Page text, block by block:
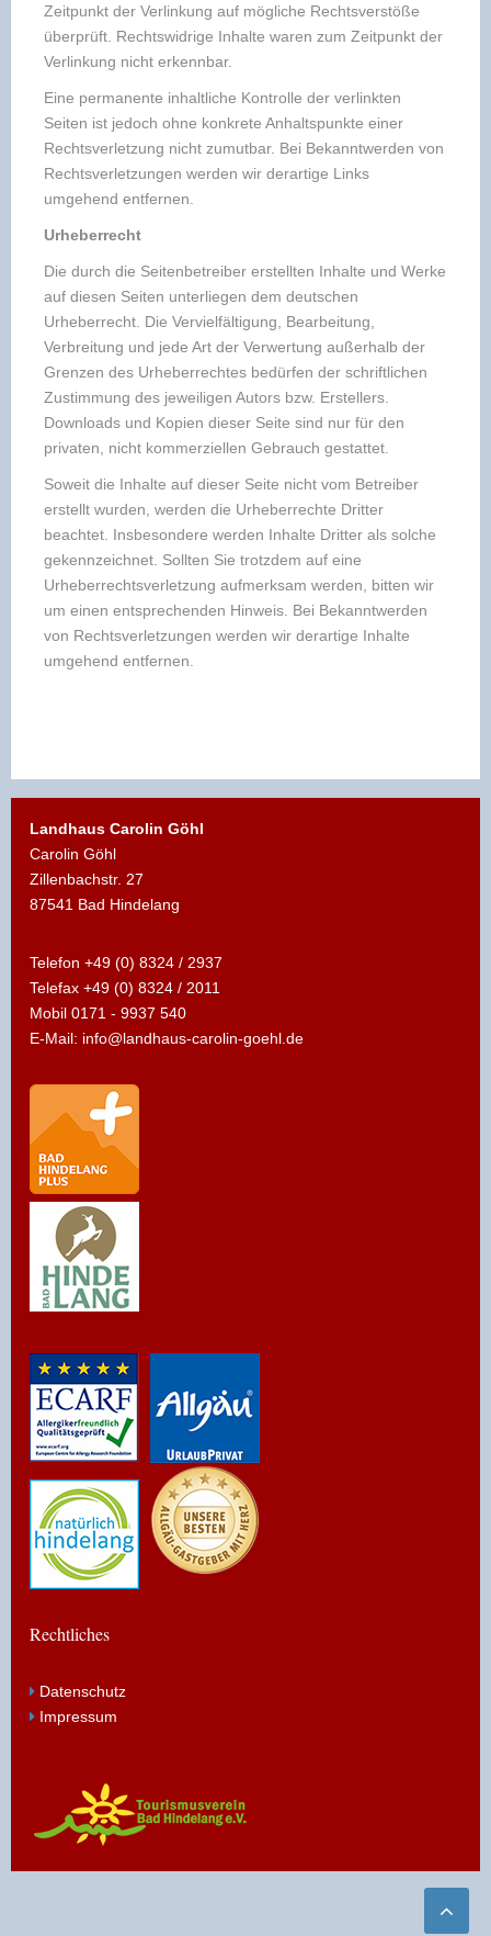
Zeitpunkt der Verlinkung auf mögliche Rechtsverstöße
überprüft. Rechtswidrige Inhalte waren zum Zeitpunkt der
Verlinkung nicht erkennbar.
Eine permanente inhaltliche Kontrolle der verlinkten
Seiten ist jedoch ohne konkrete Anhaltspunkte einer
Rechtsverletzung nicht zumutbar. Bei Bekanntwerden von
Rechtsverletzungen werden wir derartige Links
umgehend entfernen.
Urheberrecht
Die durch die Seitenbetreiber erstellten Inhalte und Werke
auf diesen Seiten unterliegen dem deutschen
Urheberrecht. Die Vervielfältigung, Bearbeitung,
Verbreitung und jede Art der Verwertung außerhalb der
Grenzen des Urheberrechtes bedürfen der schriftlichen
Zustimmung des jeweiligen Autors bzw. Erstellers.
Downloads und Kopien dieser Seite sind nur für den
privaten, nicht kommerziellen Gebrauch gestattet.
Soweit die Inhalte auf dieser Seite nicht vom Betreiber
erstellt wurden, werden die Urheberrechte Dritter
beachtet. Insbesondere werden Inhalte Dritter als solche
gekennzeichnet. Sollten Sie trotzdem auf eine
Urheberrechtsverletzung aufmerksam werden, bitten wir
um einen entsprechenden Hinweis. Bei Bekanntwerden
von Rechtsverletzungen werden wir derartige Inhalte
umgehend entfernen.
Landhaus Carolin Göhl
Carolin Göhl
Zillenbachstr. 27
87541 Bad Hindelang
Telefon +49 (0) 8324 / 2937
Telefax +49 (0) 8324 / 2011
Mobil 0171 - 9937 540
E-Mail: info@landhaus-carolin-goehl.de
Rechtliches
Datenschutz
Impressum